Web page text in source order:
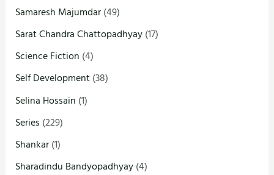
Samaresh Majumdar(49)
Sarat Chandra Chattopadhyay(17)
Science Fiction (4)
Self Development(38)
Selina Hossain (1)
Series (229)
Shankar(1)
Sharadindu Bandyopadhyay(4)